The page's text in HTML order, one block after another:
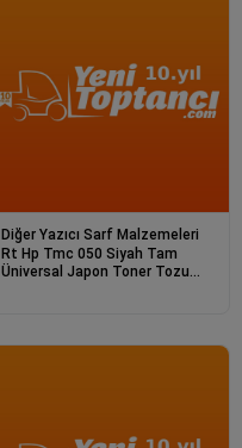
Diğer Yazıcı Sarf Malzemeleri
Rt Hp Tmc 050 Siyah Tam
Üniversal Japon Toner Tozu